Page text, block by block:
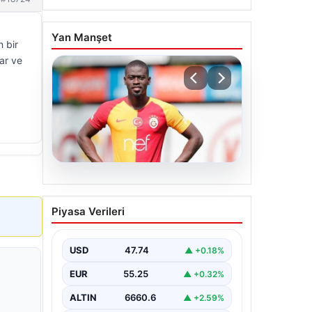
bir
ve
Yan Manşet
07.08.2026
Resmi imzayı attı!
Ndiaye’nin yeni adresi çok
Piyasa Verileri
USD 47.74 ▲ +0.18%
EUR 55.25 ▲ +0.32%
ALTIN 6660.6 ▲ +2.59%